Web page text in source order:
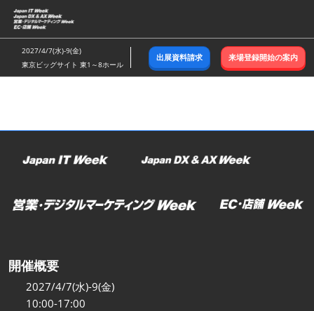
ス
キ
ッ
し
む
2027/4/7(水)-9(金)
東京ビッグサイト 東1～8ホール
出展資料請求 来場登録開始の案内
開催概要
2027/4/7(水)-9(金)
10:00-17:00